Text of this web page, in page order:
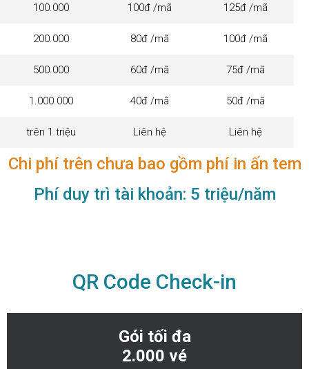
100.000
200.000
500.000
1.000.000
trên 1 triệu
100đ /mã
80đ /mã
60đ /mã
40đ /mã
Liên hệ
125đ /mã
100đ /mã
75đ /mã
50đ /mã
Liên hệ
Chi phí trên chưa bao gồm phí in ấn tem
Phí duy trì tài khoản: 5 triệu/năm
QR Code Check-in
Gói tối đa
2.000 vé
Số điện thoại